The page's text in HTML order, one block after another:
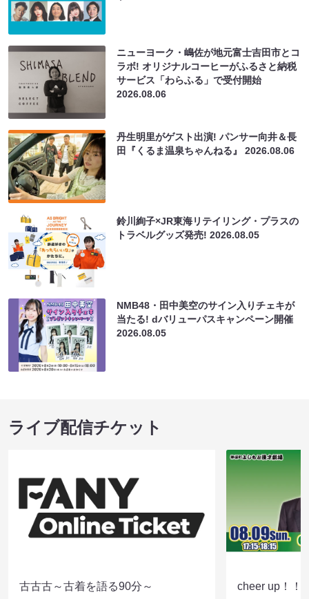
ニューヨーク・嶋佐が地元富士吉田市とコ
ラボ! オリジナルコーヒーがふるさと納税
サービス「わらふる」で受付開始
2026.08.06
丹生明里がゲスト出演! パンサー向井＆長
田『くるま温泉ちゃんねる』2026.08.06
鈴川絢子×JR東海リテイリング・プラスの
トラベルグッズ発売!2026.08.05
NMB48・田中美空のサイン入りチェキが
当たる! dバリューパスキャンペーン開催
2026.08.05
ライブ配信チケット
古古古～古着を語る90分～
cheer up！